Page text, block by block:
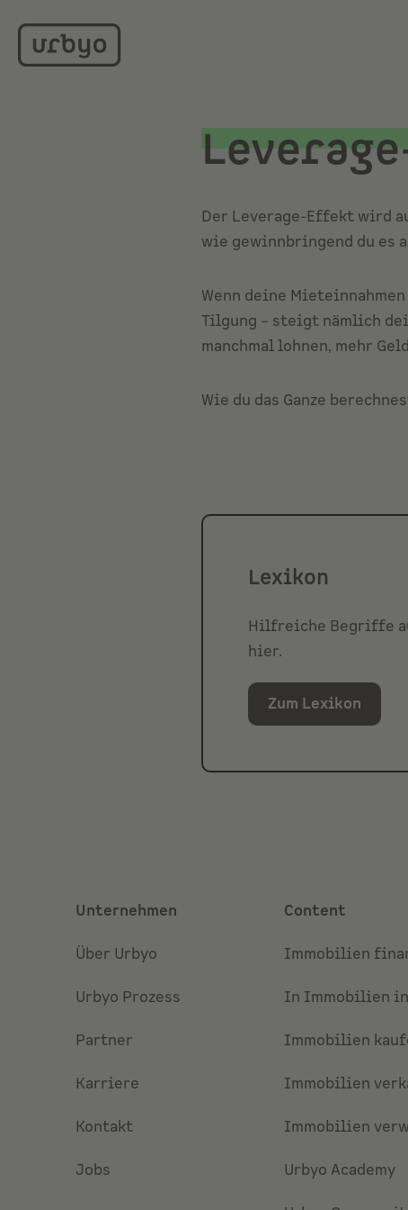
Der Leverage-Effekt wird
wie gewinnbringend du es
Wenn deine
Tilgung – steigt nämlich
manchmal lohnen, mehr
Wie du das Ganze
Lexikon
Hilfreiche Begriffe
hier.
Zum Lexikon
Unternehmen
Über Urbyo
Urbyo Prozess
Partner
Karriere
Kontakt
Jobs
Content
Immobilien
In Immobilien
Immobilien
Immobilien
Immobilien
Urbyo Academy